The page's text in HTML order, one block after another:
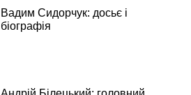
Вадим Сидорчук: досьє і
біографія